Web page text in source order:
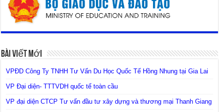
Bài Viết Mới
VPĐD Công Ty TNHH Tư Vấn Du Học Quốc Tế Hồng Nhung tại Gia Lai
VP Đại diện- TTTVDH quốc tế toàn cầu
VP đại diện CTCP Tư vấn đầu tư xây dựng và thương mại Thanh Giang